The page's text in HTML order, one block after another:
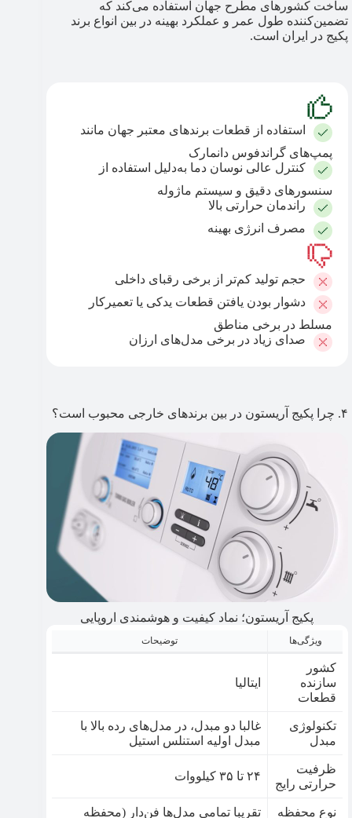
ساخت کشورهای مطرح جهان استفاده می‌کند که
تضمین‌کننده طول عمر و عملکرد بهینه در بین انواع برند
پکیج در ایران است.
استفاده از قطعات برندهای معتبر جهان مانند
پمپ‌های گراندفوس دانمارک
کنترل عالی نوسان دما به‌دلیل استفاده از
سنسورهای دقیق و سیستم ماژوله
راندمان حرارتی بالا
مصرف انرژی بهینه
حجم تولید کم‌تر از برخی رقبای داخلی
دشوار بودن یافتن قطعات یدکی یا تعمیرکار
مسلط در برخی مناطق
صدای زیاد در برخی مدل‌های ارزان
۴. چرا پکیج آریستون در بین برندهای خارجی محبوب است؟
پکیج آریستون؛ نماد کیفیت و هوشمندی اروپایی
ویژگی‌ها توضیحات
کشور
سازنده
قطعات
ایتالیا
تکنولوژی
مبدل
غالبا دو مبدل، در مدل‌های رده بالا با
مبدل اولیه استنلس استیل
ظرفیت
حرارتی رایج
۲۴ تا ۳۵ کیلووات
نوع محفظه
تقریبا تمامی مدل‌ها فن‌دار (محفظه